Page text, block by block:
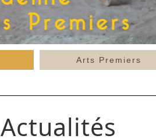
Arts Premiers
Actualités